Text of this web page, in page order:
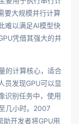
要大规模并行计算
难以满足AI模型快
凭借其强大的并
的计算核心，适合
员发现GPU可以显
识别任务中，使用
几小时。2007
助开发者将GPU用